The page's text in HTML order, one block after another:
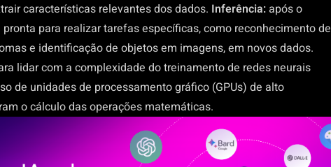
características relevantes dos dados. Inferência: após o
para realizar tarefas específicas, como reconhecimento de
e identificação de objetos em imagens, em novos dados.
lidar com a complexidade do treinamento de redes neurais
de unidades de processamento gráfico (GPUs) de alto
o cálculo das operações matemáticas.